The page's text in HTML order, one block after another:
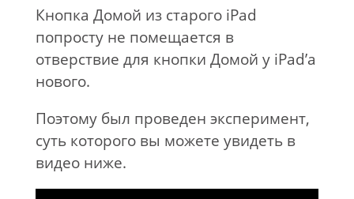
Кнопка Домой из старого iPad
попросту не помещается в
отверствие для кнопки Домой у iPad’а
нового.
Поэтому был проведен эксперимент,
суть которого вы можете увидеть в
видео ниже.